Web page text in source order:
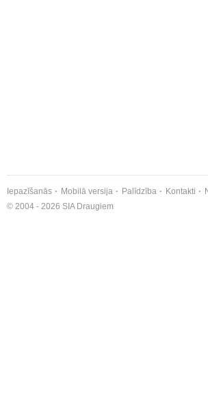
Iepazīšanās Mobilā versija Palīdzība Kontakti
© 2004 - 2026 SIA Draugiem